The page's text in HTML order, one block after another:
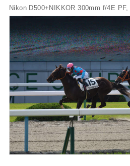
Nikon D500+NIKKOR 300mm f/4E